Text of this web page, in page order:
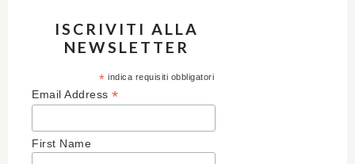
ISCRIVITI ALLA
NEWSLETTER
* indica requisiti obbligatori
Email Address *
First Name